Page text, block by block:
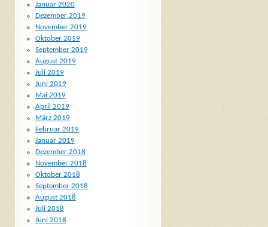
Januar 2020
Dezember 2019
November 2019
Oktober 2019
September 2019
August 2019
Juli 2019
Juni 2019
Mai 2019
April 2019
März 2019
Februar 2019
Januar 2019
Dezember 2018
November 2018
Oktober 2018
September 2018
August 2018
Juli 2018
Juni 2018